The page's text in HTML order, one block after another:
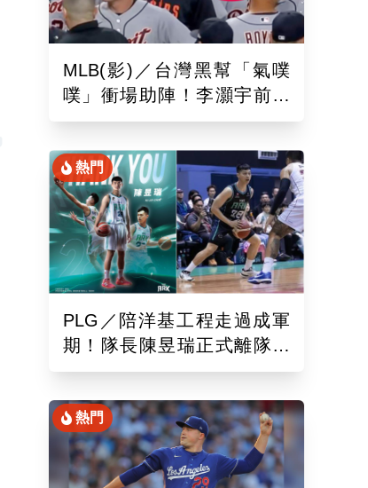
MLB(影)／台灣黑幫「氣噗
噗」衝場助陣！李灝宇前輩
遭觸身球「引爆大場面」
熱門
PLG／陪洋基工程走過成軍
期！隊長陳昱瑞正式離隊
球團：感謝全力付出與貢獻
熱門